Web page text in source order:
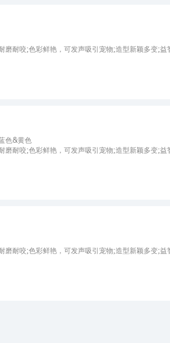
磨耐咬;色彩鲜艳，可发声吸引宠物;造型新颖多变;
色&黄色
磨耐咬;色彩鲜艳，可发声吸引宠物;造型新颖多变;
磨耐咬;色彩鲜艳，可发声吸引宠物;造型新颖多变;